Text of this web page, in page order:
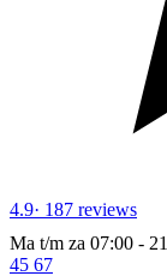
4.9· 187 reviews
Ma t/m za 07:00 -
45 67